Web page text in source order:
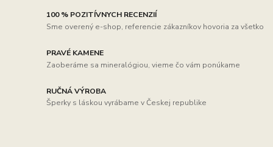
100 % POZITÍVNYCH RECENZIÍ
Sme overený e-shop, referencie zákazníkov hovoria za všetko
PRAVÉ KAMENE
Zaoberáme sa mineralógiou, vieme čo vám ponúkame
RUČNÁ VÝROBA
Šperky s láskou vyrábame v Českej republike